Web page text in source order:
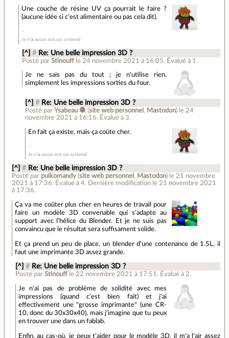
Une couche de résine UV ça pourrait le faire ?
(aucune idée si c'est alimentaire ou pas cela dit).
Je n’ai aucun avis sur systemd
[^] # Re: Une belle impression 3D ?
Posté par Stinouff le 24 novembre 2021 à 16:05. Évalué à 1 .
Je ne sais pas du tout ; je n'utilise rien,
simplement les impressions sorties du four.
[^] # Re: Une belle impression 3D ?
Posté par Ysabeau 🧶(site web personnel , Mastodon) le 24
novembre 2021 à 16:16.Évalué à 3.
En fait ça existe, mais ça coûte cher.
Je n’ai aucun avis sur systemd
[^] # Re: Une belle impression 3D ?
Posté par pulkomandy (site web personnel , Mastodon) le 21 novembre
2021 à 17:36. Évalué à4. Dernière modification le 21 novembre 2021
à 17:36.
Ça va me coûter plus cher en heures de travail pour
faire un modèle 3D convenable qui s'adapte au
support avec l'hélice du Blender. Et je ne suis pas
convaincu que le résultat sera suffisament solide.
Et ça prend un peu de place, un blender d'une contenance de 1.5L, il
faut une imprimante 3D assez grande.
[^] # Re: Une belle impression 3D ?
Posté par Stinouff le 22 novembre 2021 à 17:51.Évalué à 2.
Je n'ai pas de problème de solidité avec mes
impressions (quand c'est bien fait) et j'ai
effectivement une "grosse imprimante" (une CR-
10, donc du 30x30x40), mais j'imagine que tu peux
en trouver une dans un fablab.
Enfin, au cas-où, je peux t'aider pour le modèle 3D, il m'a l'air assez